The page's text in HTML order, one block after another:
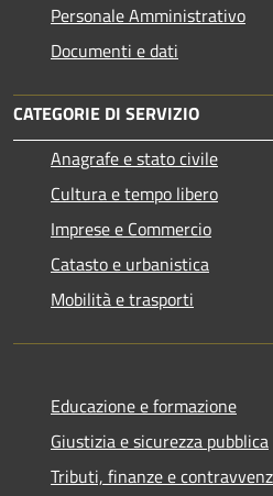
Personale Amministrativo
Documenti e dati
CATEGORIE DI SERVIZIO
Anagrafe e stato civile
Cultura e tempo libero
Imprese e Commercio
Catasto e urbanistica
Mobilità e trasporti
Educazione e formazione
Giustizia e sicurezza pubblica
Tributi, finanze e